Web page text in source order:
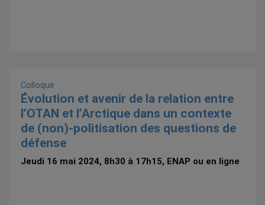
Colloque
Évolution et avenir de la relation entre
l’OTAN et l’Arctique dans un contexte
de (non)-politisation des questions de
défense
Jeudi 16 mai 2024, 8h30 à 17h15, ENAP ou en ligne